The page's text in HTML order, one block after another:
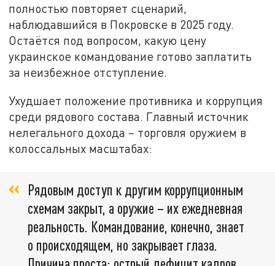
полностью повторяет сценарий,
наблюдавшийся в Покровске в 2025 году.
Остаётся под вопросом, какую цену
украинское командование готово заплатить
за неизбежное отступление.
Ухудшает положение противника и коррупция
среди рядового состава. Главный источник
нелегального дохода – торговля оружием в
колоссальных масштабах:
Рядовым доступ к другим коррупционным
схемам закрыт, а оружие – их ежедневная
реальность. Командование, конечно, знает
о происходящем, но закрывает глаза.